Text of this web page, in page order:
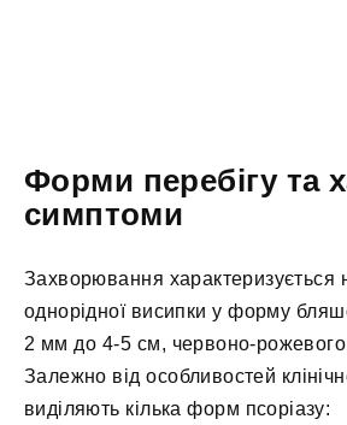
Форми перебігу та
симптоми
Захворювання характеризується
однорідної висипки у форму
2 мм до 4-5 см, червоно-рожевого
Залежно від особливостей
виділяють кілька форм псоріазу: